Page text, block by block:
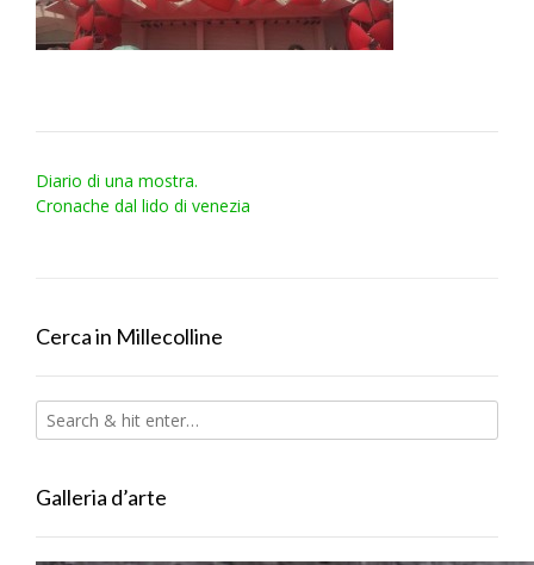
Post
navigation
Diario di una mostra.
Cronache dal lido di venezia
Cerca in Millecolline
Galleria d’arte